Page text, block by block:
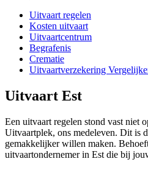
Uitvaart regelen
Kosten uitvaart
Uitvaartcentrum
Begrafenis
Crematie
Uitvaartverzekering
Uitvaart Est
Een uitvaart regelen stond vast niet
Uitvaartplek, ons medeleven. Dit is
gemakkelijker willen maken.
uitvaartondernemer in Est die bij